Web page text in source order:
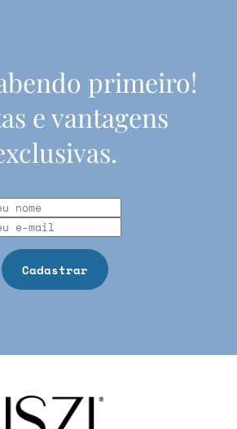
primeiro!
e vantagens